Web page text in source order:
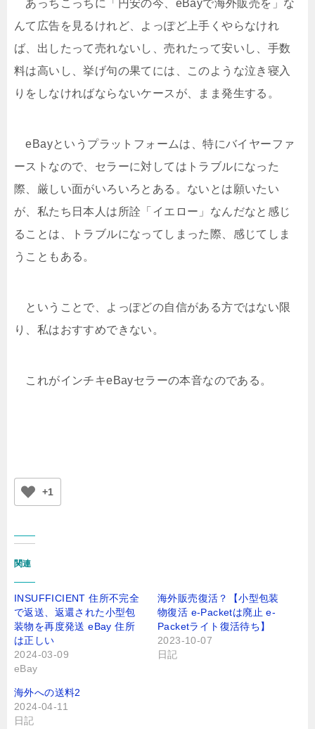
あっちこっちに「円安の今、eBayで海外販売を」な
んて広告を見るけれど、よっぽど上手くやらなけれ
ば、出したって売れないし、売れたって安いし、手数
料は高いし、挙げ句の果てには、このような泣き寝入
りをしなければならないケースが、まま発生する。
eBayというプラットフォームは、特にバイヤーファ
ーストなので、セラーに対してはトラブルになった
際、厳しい面がいろいろとある。ないとは願いたい
が、私たち日本人は所詮「イエロー」なんだなと感じ
ることは、トラブルになってしまった際、感じてしま
うこともある。
ということで、よっぽどの自信がある方ではない限
り、私はおすすめできない。
これがインチキeBayセラーの本音なのである。
+1
関連
INSUFFICIENT 住所不完全
で返送、返還された小型包
装物を再度発送 eBay 住所
は正しい
2024-03-09
eBay
海外販売復活？【小型包装
物復活 e-Packetは廃止 e-
Packetライト復活待ち】
2023-10-07
日記
海外への送料2
2024-04-11
日記